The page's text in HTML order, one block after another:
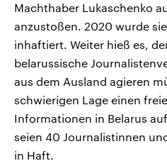
Machthaber Lukaschenko
anzustoßen. 2020 wurde
inhaftiert. Weiter hieß es,
belarussische
aus dem Ausland agieren
schwierigen Lage einen
Informationen in Belarus
seien 40 Journalistinnen
in Haft.